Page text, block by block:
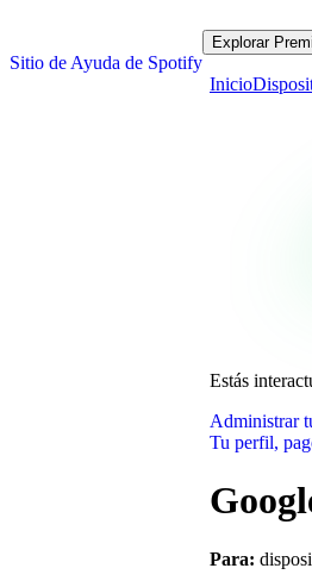
Sitio de Ayuda de Spotify
Explorar
Inicio
Estás
Administrar
Tu perfil,
Para: